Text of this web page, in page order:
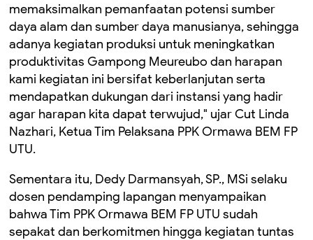
memaksimalkan pemanfaatan potensi sumber
daya alam dan sumber daya manusianya, sehingga
adanya kegiatan produksi untuk meningkatkan
produktivitas Gampong Meureubo dan harapan
kami kegiatan ini bersifat keberlanjutan serta
mendapatkan dukungan dari instansi yang hadir
agar harapan kita dapat terwujud," ujar Cut Linda
Nazhari, Ketua Tim Pelaksana PPK Ormawa BEM FP
UTU.
Sementara itu, Dedy Darmansyah, SP., MSi selaku
dosen pendamping lapangan menyampaikan
bahwa Tim PPK Ormawa BEM FP UTU sudah
sepakat dan berkomitmen hingga kegiatan tuntas